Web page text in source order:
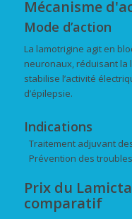
Mécanisme
Mode d’action
La lamotrigine agit en
neuronaux, réduisant la
stabilise l’activité
d’épilepsie.
Indications
Traitement adjuvant
Prévention des
Prix du
comparatif